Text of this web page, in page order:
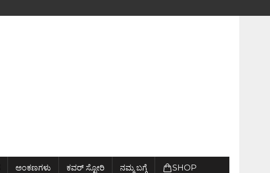
ಅಂಕಣಗಳು ಕವರ್ ಸ್ಟೋರಿ ನಮ್ಮ ಬಗ್ಗೆ SHOP